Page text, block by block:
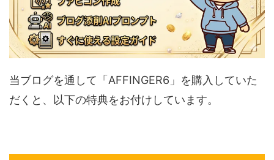
当ブログを通して「AFFINGER6」を購入していた
だくと、以下の特典をお付けしています。